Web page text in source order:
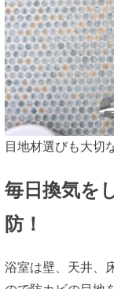
目地材選びも大切
毎日換気を
防！
浴室は壁、天井、